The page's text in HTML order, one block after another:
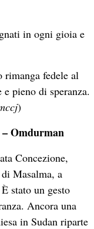
in ogni gioia e
rimanga fedele al
pieno di speranza.
)
Omdurman
Concezione,
Masalma, a
stato un gesto
Ancora una
in Sudan riparte